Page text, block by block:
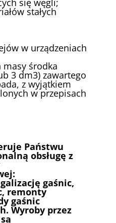
stałych
w urządzeniach
masy środka
3 dm3) zawartego
z wyjątkiem
w przepisach
Państwu
obsługę z
gaśnic,
remonty
gaśnic
Wyroby przez